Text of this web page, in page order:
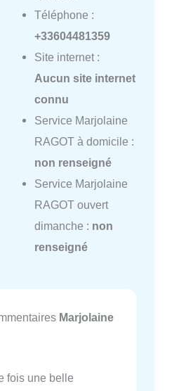
Téléphone :
+33604481359
Site internet :
Aucun site internet
connu
Service Marjolaine
RAGOT à domicile :
non renseigné
Service Marjolaine
RAGOT ouvert
dimanche : non
renseigné
Marjolaine
fois une belle